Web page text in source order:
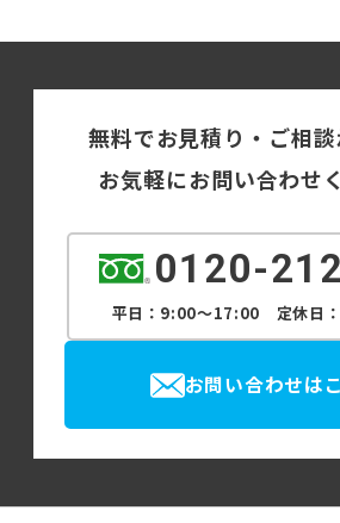
無料でお見積り・ご相談
お気軽にお問い合わせ
0120-
平日：9:00～17:00 定休日
お問い合わせは